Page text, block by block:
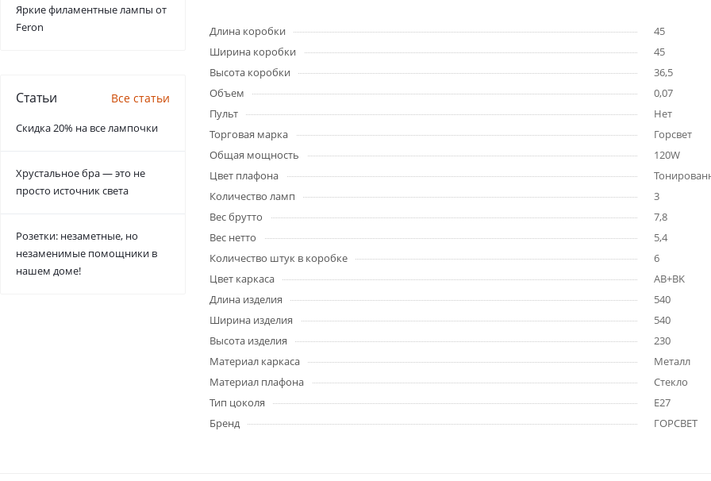
Длина коробки
45
Ширина коробки
45
Высота коробки
36,5
Объем
0,07
Пульт
Нет
Торговая марка
Горсвет
Общая мощность
120W
Цвет плафона
Количество ламп
3
Вес брутто
7,8
Вес нетто
5,4
Количество штук в коробке
6
Цвет каркаса
AB+BK
Длина изделия
540
Ширина изделия
540
Высота изделия
230
Материал каркаса
Металл
Материал плафона
Стекло
Тип цоколя
E27
Бренд
ГОРСВЕТ
Яркие филаментные лампы от
Feron
Статьи Все статьи
Скидка 20% на все лампочки
Хрустальное бра — это не
просто источник света
Розетки: незаметные, но
незаменимые помощники в
нашем доме!